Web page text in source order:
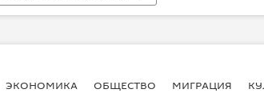
ЭКОНОМИКА ОБЩЕСТВО МИГРАЦИЯ